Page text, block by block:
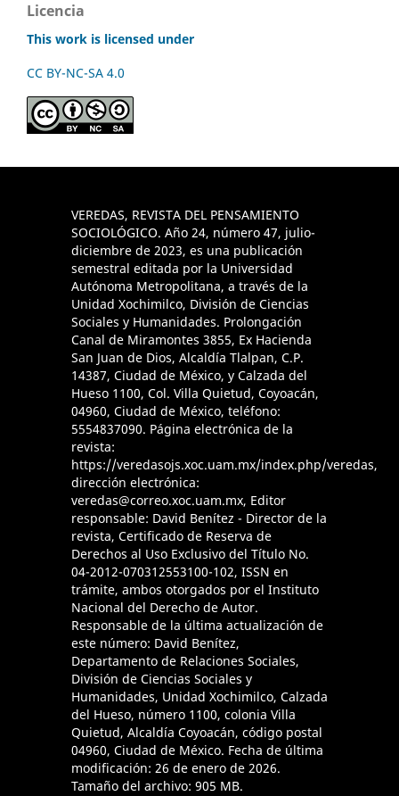
Licencia
This work is licensed under
CC BY-NC-SA 4.0
VEREDAS, REVISTA DEL PENSAMIENTO
SOCIOLÓGICO. Año 24, número 47, julio-
diciembre de 2023, es una publicación
semestral editada por la Universidad
Autónoma Metropolitana, a través de la
Unidad Xochimilco, División de Ciencias
Sociales y Humanidades. Prolongación
Canal de Miramontes 3855, Ex Hacienda
San Juan de Dios, Alcaldía Tlalpan, C.P.
14387, Ciudad de México, y Calzada del
Hueso 1100, Col. Villa Quietud, Coyoacán,
04960, Ciudad de México, teléfono:
5554837090. Página electrónica de la
revista:
https://veredasojs.xoc.uam.mx/index.php/veredas,
dirección electrónica:
veredas@correo.xoc.uam.mx, Editor
responsable: David Benítez - Director de la
revista, Certificado de Reserva de
Derechos al Uso Exclusivo del Título No.
04-2012-070312553100-102, ISSN en
trámite, ambos otorgados por el Instituto
Nacional del Derecho de Autor.
Responsable de la última actualización de
este número: David Benítez,
Departamento de Relaciones Sociales,
División de Ciencias Sociales y
Humanidades, Unidad Xochimilco, Calzada
del Hueso, número 1100, colonia Villa
Quietud, Alcaldía Coyoacán, código postal
04960, Ciudad de México. Fecha de última
modificación: 26 de enero de 2026.
Tamaño del archivo: 905 MB.